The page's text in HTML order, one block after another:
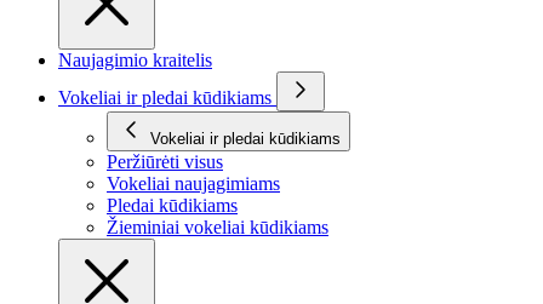
Naujagimio kraitelis
Vokeliai ir pledai kūdikiams
Vokeliai ir pledai kūdikiams
Peržiūrėti visus
Vokeliai naujagimiams
Pledai kūdikiams
Žieminiai vokeliai kūdikiams